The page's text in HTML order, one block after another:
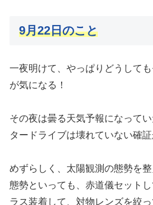
9月22日のこと
一夜明けて、やっぱりどうして
が気になる！
その夜は曇る天気予報になって
タードライブは壊れていない確証
めずらしく、太陽観測の態勢を整
態勢といっても、赤道儀セット
ラス装着して、対物レンズを絞